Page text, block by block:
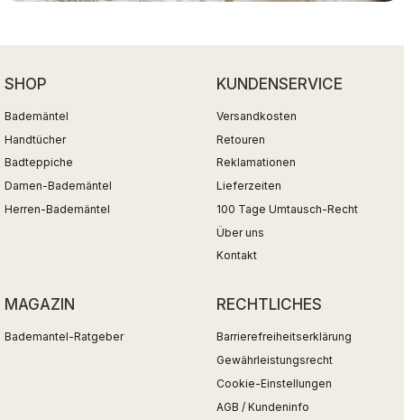
SHOP
Bademäntel
Handtücher
Badteppiche
Damen-Bademäntel
Herren-Bademäntel
KUNDENSERVICE
Versandkosten
Retouren
Reklamationen
Lieferzeiten
100 Tage Umtausch-Recht
Über uns
Kontakt
MAGAZIN
Bademantel-Ratgeber
RECHTLICHES
Barrierefreiheitserklärung
Gewährleistungsrecht
Cookie-Einstellungen
AGB / Kundeninfo